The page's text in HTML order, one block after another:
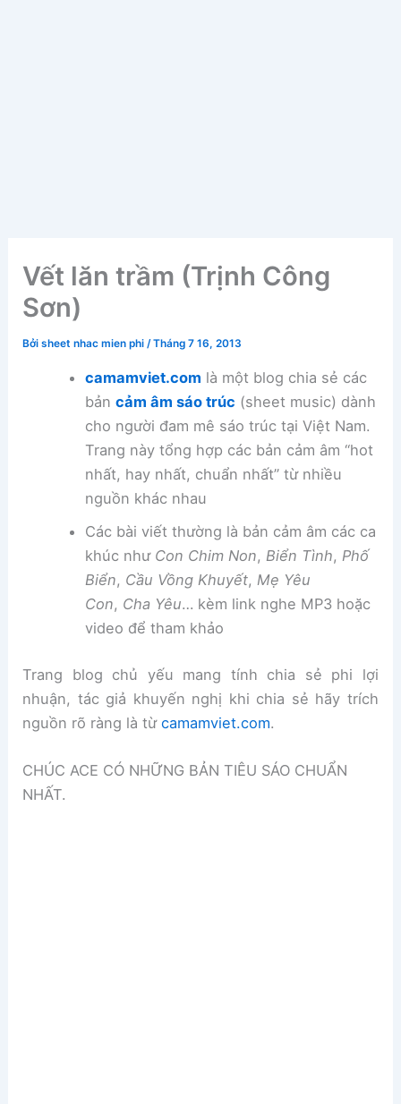
Vết lăn trầm (Trịnh Công
Sơn)
Bởisheet nhac mien phi/Tháng 7 16, 2013
camamviet.com là một blog chia sẻ các
bản cảm âm sáo trúc (sheet music) dành
cho người đam mê sáo trúc tại Việt Nam.
Trang này tổng hợp các bản cảm âm “hot
nhất, hay nhất, chuẩn nhất” từ nhiều
nguồn khác nhau
Các bài viết thường là bản cảm âm các ca
khúc như Con Chim Non, Biển Tình, Phố
Biển, Cầu Vồng Khuyết, Mẹ Yêu
Con, Cha Yêu… kèm link nghe MP3 hoặc
video để tham khảo
Trang blog chủ yếu mang tính chia sẻ phi lợi
nhuận, tác giả khuyến nghị khi chia sẻ hãy trích
nguồn rõ ràng là từcamamviet.com.
CHÚC ACE CÓ NHỮNG BẢN TIÊU SÁO CHUẨN
NHẤT.